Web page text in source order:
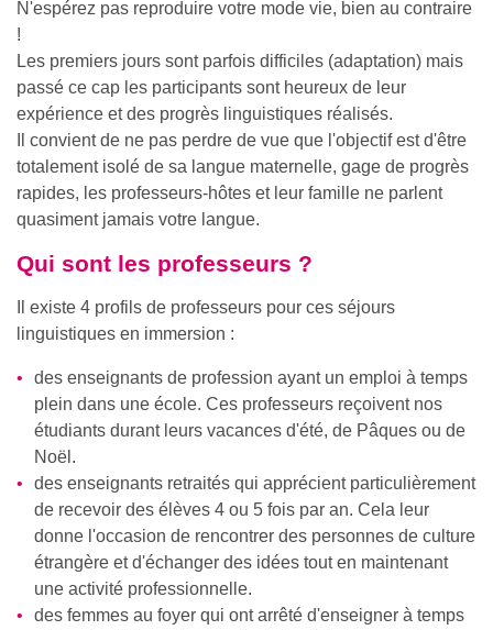
N'espérez pas reproduire votre mode vie, bien au contraire
!
Les premiers jours sont parfois difficiles (adaptation) mais
passé ce cap les participants sont heureux de leur
expérience et des progrès linguistiques réalisés.
Il convient de ne pas perdre de vue que l'objectif est d'être
totalement isolé de sa langue maternelle, gage de progrès
rapides, les professeurs-hôtes et leur famille ne parlent
quasiment jamais votre langue.
Qui sont les professeurs ?
Il existe 4 profils de professeurs pour ces séjours
linguistiques en immersion :
des enseignants de profession ayant un emploi à temps
plein dans une école. Ces professeurs reçoivent nos
étudiants durant leurs vacances d'été, de Pâques ou de
Noël.
des enseignants retraités qui apprécient particulièrement
de recevoir des élèves 4 ou 5 fois par an. Cela leur
donne l'occasion de rencontrer des personnes de culture
étrangère et d'échanger des idées tout en maintenant
une activité professionnelle.
des femmes au foyer qui ont arrêté d'enseigner à temps